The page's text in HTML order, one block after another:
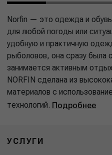
Norfin — это одежда и
для любой погоды или
удобную и практичную
рыболовов, она сразу была
занимается активным
NORFIN сделана из
материалов с
технологий. Подробнее
УСЛУГИ